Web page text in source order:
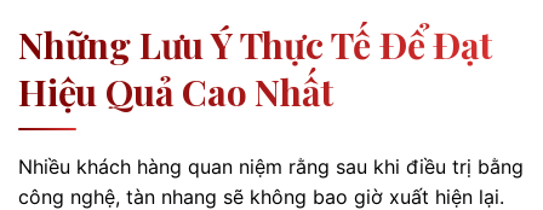
Những Lưu Ý Thực Tế Để Đạt
Hiệu Quả Cao Nhất
Nhiều khách hàng quan niệm rằng sau khi điều trị bằng
công nghệ, tàn nhang sẽ không bao giờ xuất hiện lại.